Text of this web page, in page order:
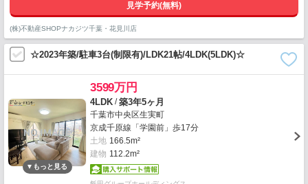
見学予約(無料)
(株)不動産SHOPナカジツ千葉・花見川店
☆2023年築/駐車3台(制限有)/LDK21帖/4LDK(5LDK)☆
3599万円
4LDK /築3年5ヶ月
千葉市中央区生実町
京成千原線「学園前」歩17分
土地 166.5m²
建物 112.2m²